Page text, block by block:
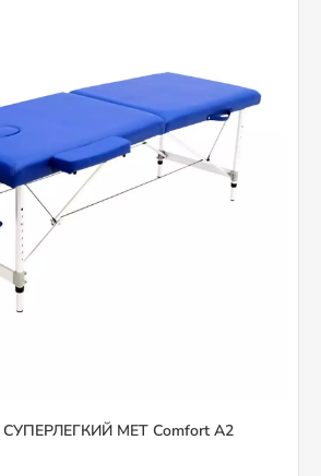
MET Comfort A2